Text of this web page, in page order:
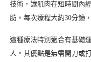
技術，讓肌肉在短時間內
肪。每次療程大約30分鐘
這種療法特別適合有基礎
人。其優點是無需開刀或